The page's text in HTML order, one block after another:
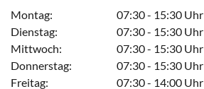
Montag:
07:30 - 15:30 Uhr
Dienstag:
07:30 - 15:30 Uhr
Mittwoch:
07:30 - 15:30 Uhr
Donnerstag:
07:30 - 15:30 Uhr
Freitag:
07:30 - 14:00 Uhr